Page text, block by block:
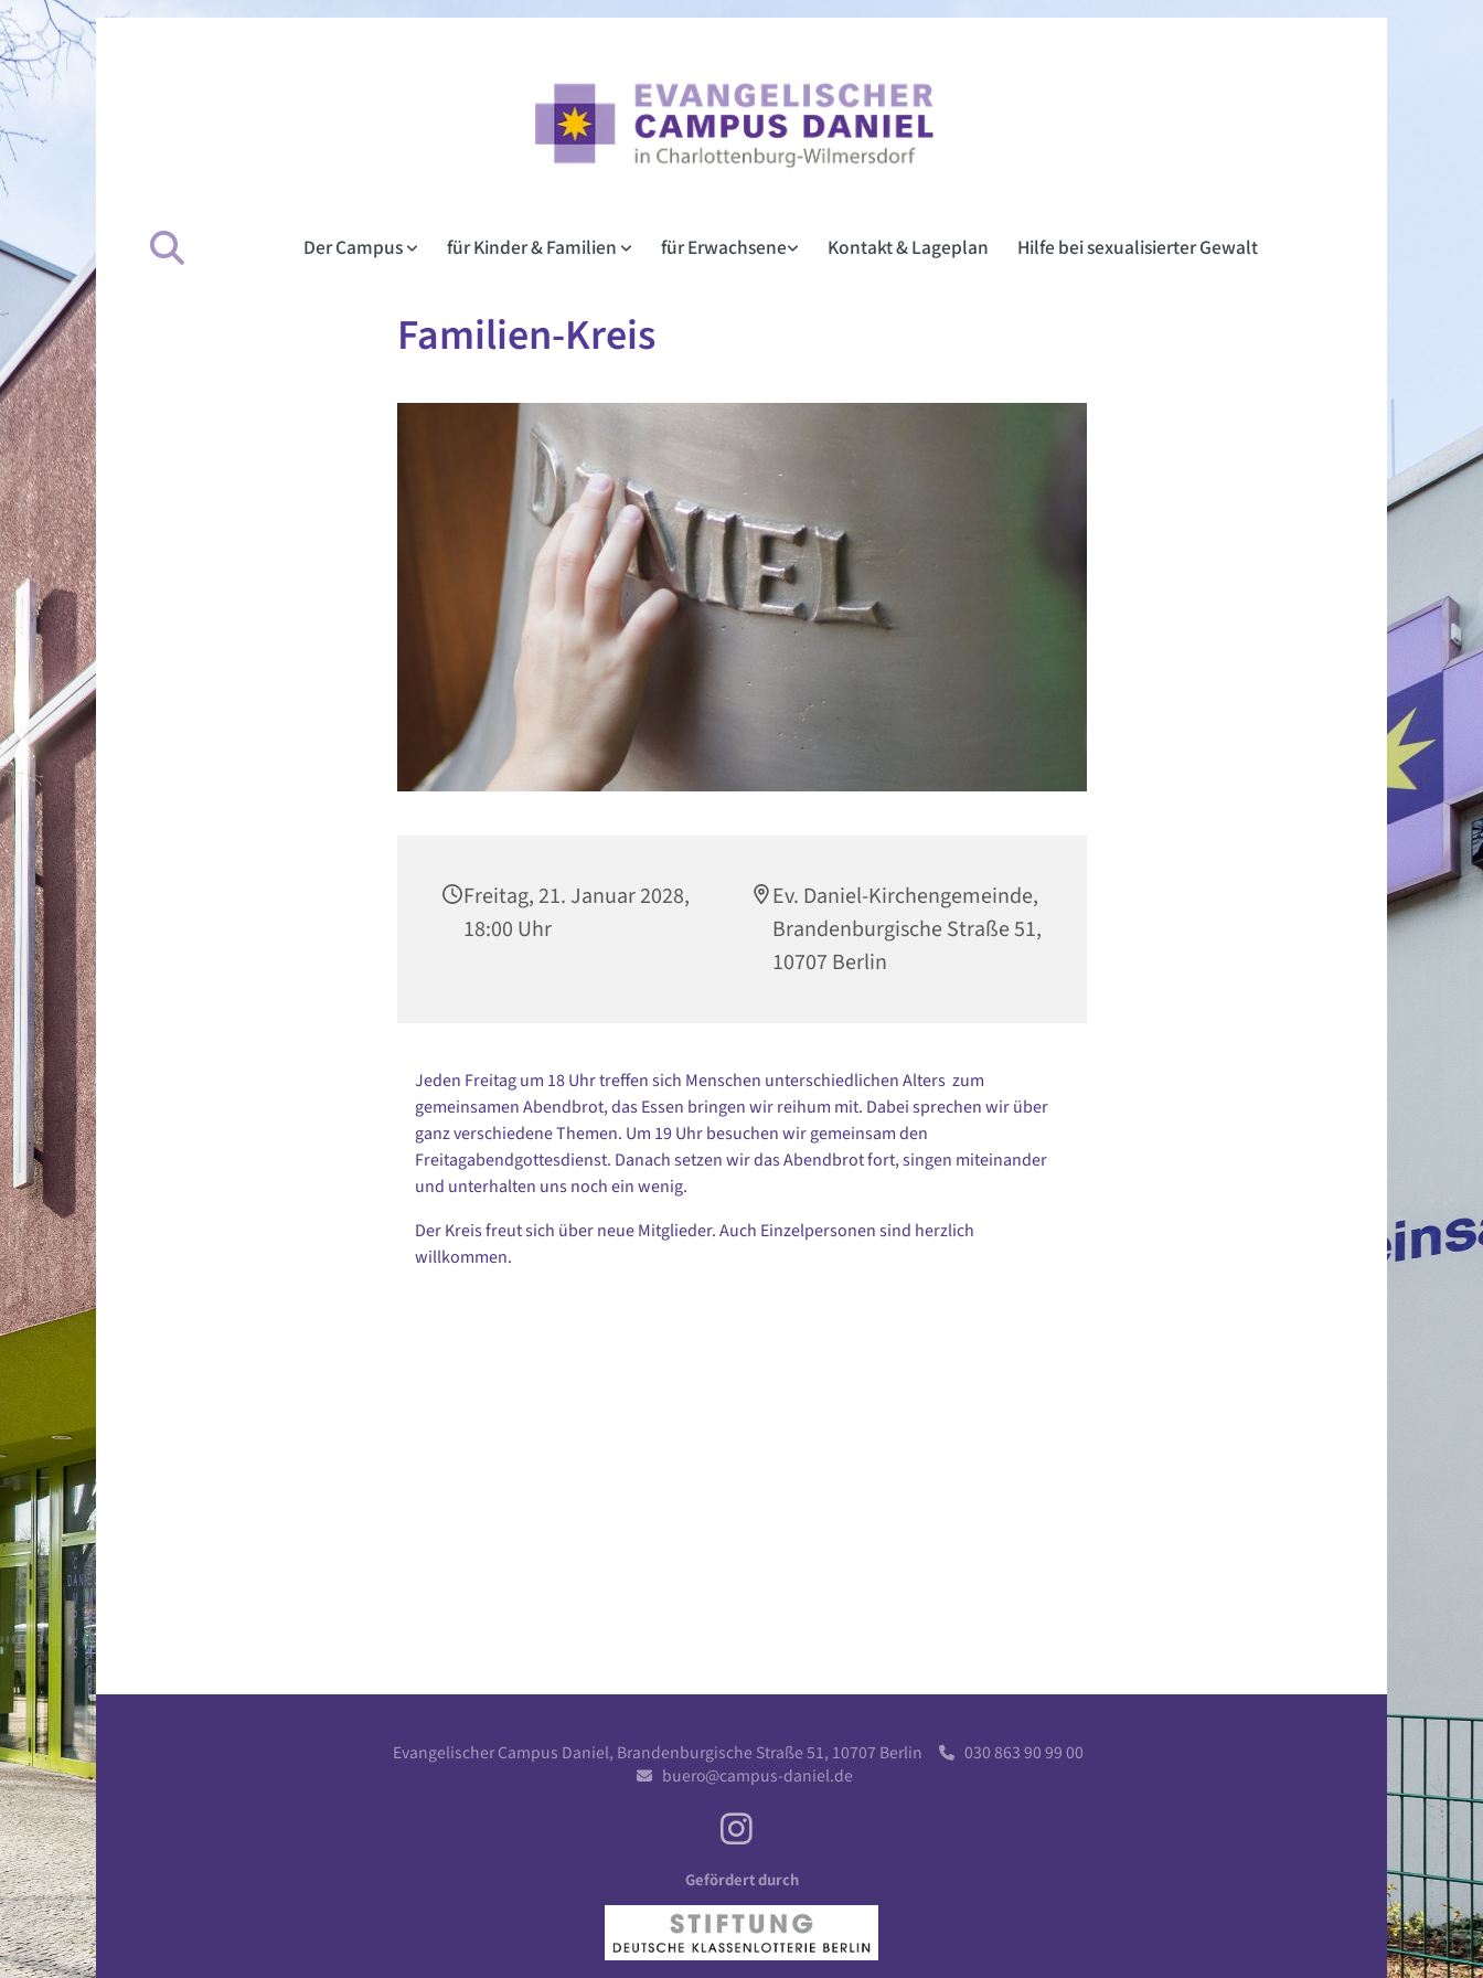
Der Campus für Kinder & Familien für Erwachsene Kontakt & Lageplan Hilfe bei sexualisierter Gewalt
Familien-Kreis
Freitag, 21. Januar 2028,
18:00 Uhr
Ev. Daniel-Kirchengemeinde,
Brandenburgische Straße 51,
10707 Berlin
Jeden Freitag um 18 Uhr treffen sich Menschen unterschiedlichen Alters zum
gemeinsamen Abendbrot, das Essen bringen wir reihum mit. Dabei sprechen wir über
ganz verschiedene Themen. Um 19 Uhr besuchen wir gemeinsam den
Freitagabendgottesdienst. Danach setzen wir das Abendbrot fort, singen miteinander
und unterhalten uns noch ein wenig.
Der Kreis freut sich über neue Mitglieder. Auch Einzelpersonen sind herzlich
willkommen.
Evangelischer Campus Daniel, Brandenburgische Straße 51, 10707 Berlin  030 863 90 99 00
 buero@campus-daniel.de
Gefördert durch